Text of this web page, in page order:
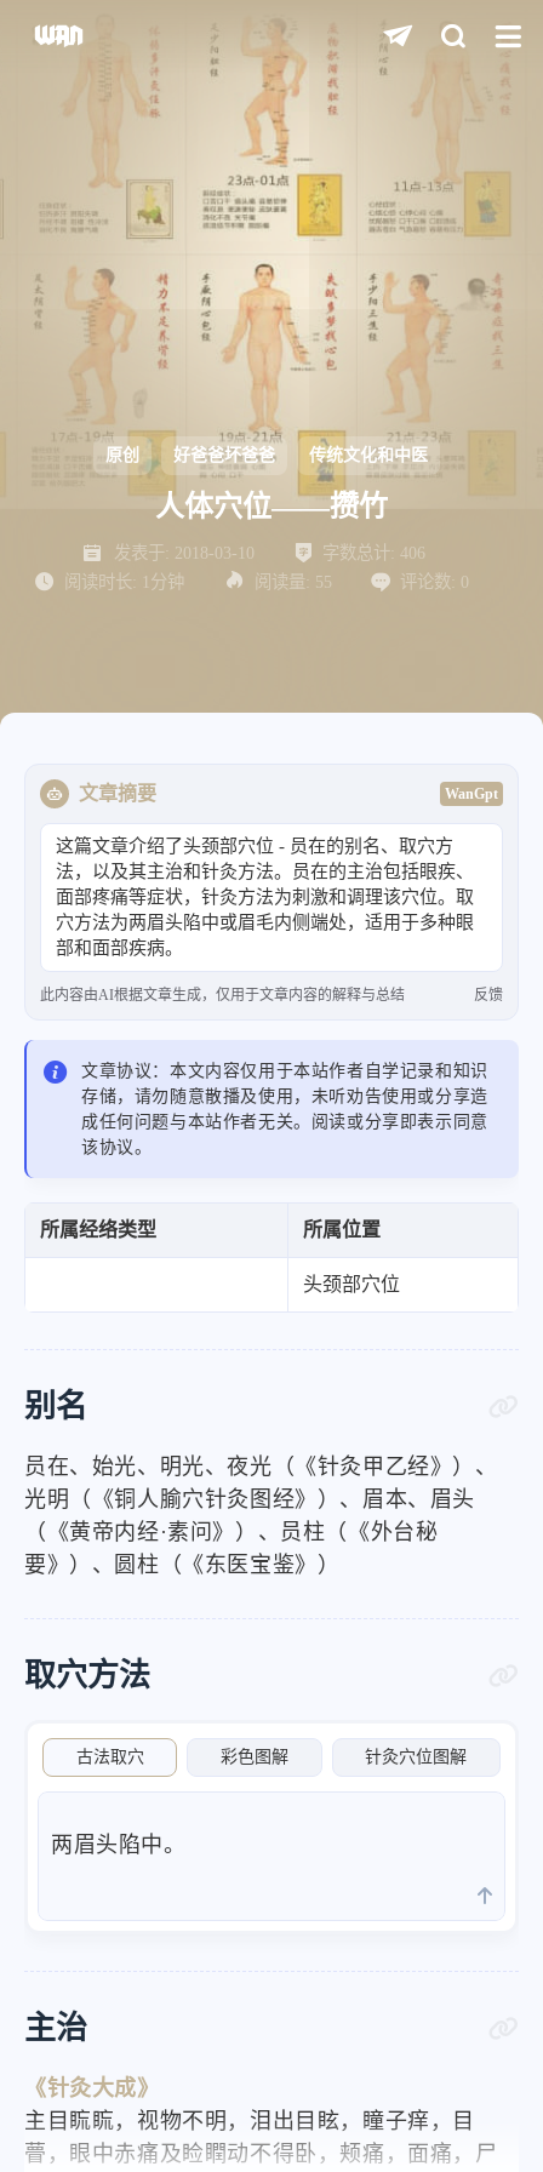
关闭快捷键功能
shift 打开中控台
D 深色/浅色显示模式
S 站内搜索
H 返回首页
L 友链页面
原创 好爸爸坏爸爸 传统文化和中医
人体穴位——攒竹
发表于: 2018-03-10 字数总计: 406
阅读时长: 1分钟 阅读量: 55 评论数: 0
文章摘要 WanGpt
这篇文章介绍了头颈部穴位 - 员在的别名、取穴方
法，以及其主治和针灸方法。员在的主治包括眼疾、
面部疼痛等症状，针灸方法为刺激和调理该穴位。取
穴方法为两眉头陷中或眉毛内侧端处，适用于多种眼
部和面部疾病。
此内容由AI根据文章生成，仅用于文章内容的解释与总结 反馈
文章协议：本文内容仅用于本站作者自学记录和知识
存储，请勿随意散播及使用，未听劝告使用或分享造
成任何问题与本站作者无关。阅读或分享即表示同意
该协议。
所属经络类型 所属位置
头颈部穴位
别名
员在、始光、明光、夜光（《针灸甲乙经》）、
光明（《铜人腧穴针灸图经》）、眉本、眉头
（《黄帝内经·素问》）、员柱（《外台秘
要》）、圆柱（《东医宝鉴》）
取穴方法
古法取穴 彩色图解 针灸穴位图解
两眉头陷中。
主治
《针灸大成》
主目䀮䀮，视物不明，泪出目眩，瞳子痒，目
瞢，眼中赤痛及睑瞤动不得卧，颊痛，面痛，尸